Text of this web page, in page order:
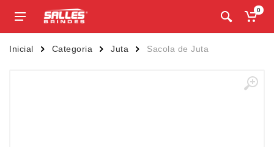
0
Inicial Categoria Juta Sacola de Juta